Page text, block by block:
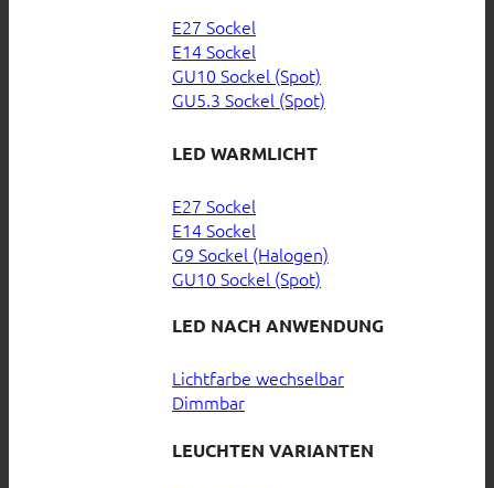
E27 Sockel
E14 Sockel
GU10 Sockel (Spot)
GU5.3 Sockel (Spot)
LED WARMLICHT
E27 Sockel
E14 Sockel
G9 Sockel (Halogen)
GU10 Sockel (Spot)
LED NACH ANWENDUNG
Lichtfarbe wechselbar
Dimmbar
LEUCHTEN VARIANTEN